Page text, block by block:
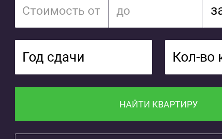
Год сдачи Кол-во
НАЙТИ КВАРТИРУ